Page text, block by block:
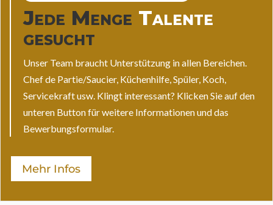
Jede Menge Talente
gesucht
Unser Team braucht Unterstützung in allen Bereichen.
Chef de Partie/Saucier, Küchenhilfe, Spüler, Koch,
Servicekraft usw. Klingt interessant? Klicken Sie auf den
unteren Button für weitere Informationen und das
Bewerbungsformular.
Mehr Infos